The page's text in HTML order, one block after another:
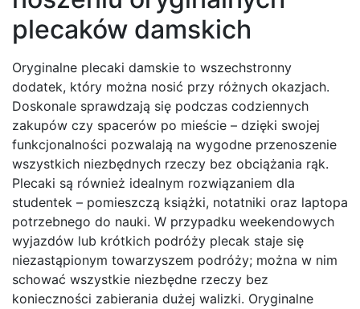
plecaków damskich
Oryginalne plecaki damskie to wszechstronny
dodatek, który można nosić przy różnych okazjach.
Doskonale sprawdzają się podczas codziennych
zakupów czy spacerów po mieście – dzięki swojej
funkcjonalności pozwalają na wygodne przenoszenie
wszystkich niezbędnych rzeczy bez obciążania rąk.
Plecaki są również idealnym rozwiązaniem dla
studentek – pomieszczą książki, notatniki oraz laptopa
potrzebnego do nauki. W przypadku weekendowych
wyjazdów lub krótkich podróży plecak staje się
niezastąpionym towarzyszem podróży; można w nim
schować wszystkie niezbędne rzeczy bez
konieczności zabierania dużej walizki. Oryginalne